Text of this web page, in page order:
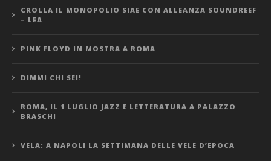
CROLLA IL MONOPOLIO SIAE CON ALLEANZA SOUNDREEF
– LEA
PINK FLOYD IN MOSTRA A ROMA
DIMMI CHI SEI!
ROMA, IL 1 LUGLIO JAZZ E LETTERATURA A PALAZZO
BRASCHI
VELA: A NAPOLI LA SETTIMANA DELLE VELE D’EPOCA